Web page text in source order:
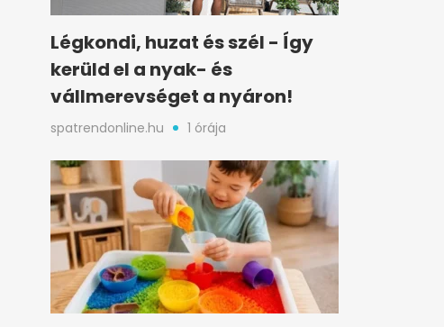
Légkondi, huzat és szél - Így
kerüld el a nyak- és
vállmerevséget a nyáron!
spatrendonline.hu 1 órája